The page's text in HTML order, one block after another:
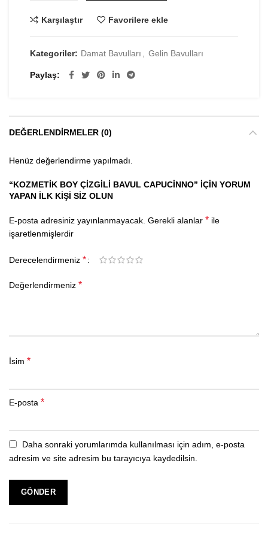
Karşılaştır Favorilere ekle
Kategoriler: Damat Bavulları , Gelin Bavulları
Paylaş
DEĞERLENDIRMELER (0)
Henüz değerlendirme yapılmadı.
“KOZMETIK BOY ÇIZGILI BAVUL CAPUCINNO” IÇIN YORUM
YAPAN ILK KIŞI SIZ OLUN
E-posta adresiniz yayınlanmayacak. Gerekli alanlar * ile
işaretlenmişlerdir
Derecelendirmeniz *
Değerlendirmeniz *
İsim *
E-posta *
Daha sonraki yorumlarımda kullanılması için adım, e-posta
adresim ve site adresim bu tarayıcıya kaydedilsin.